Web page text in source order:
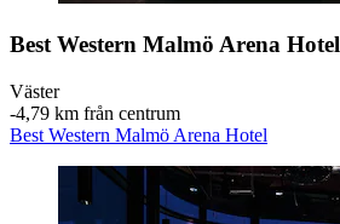
Best Western Malmö Arena Hotel
Väster
‐4,79 km från centrum
Best Western Malmö Arena Hotel